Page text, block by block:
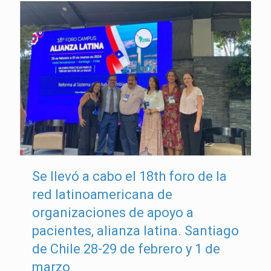
Se llevó a cabo el 18th foro de la
red latinoamericana de
organizaciones de apoyo a
pacientes, alianza latina. Santiago
de Chile 28-29 de febrero y 1 de
marzo